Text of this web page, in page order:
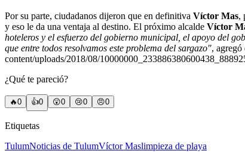
Por su parte, ciudadanos dijeron que en definitiva Víctor Mas,
y eso le da una ventaja al destino. El próximo alcalde Víctor
hoteleros y el esfuerzo del gobierno municipal, el apoyo del
que entre todos resolvamos este problema del sargazo",
content/uploads/2018/08/
¿Qué te pareció?
🔥0 👍0 😲0 😢0 😠0
Etiquetas
TulumNoticias de TulumVíctor Maslimpieza de playa